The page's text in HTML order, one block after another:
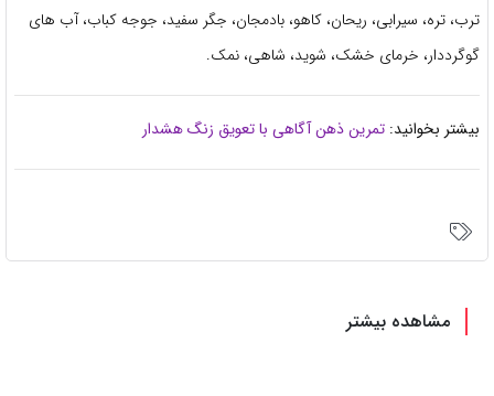
ترب، تره، سیرابی، ریحان، کاهو، بادمجان، جگر سفید، جوجه کباب، آب های
گوگرددار، خرمای خشک، شوید، شاهی، نمک.
بیشتر بخوانید: تمرین ذهن آگاهی با تعویق زنگ هشدار
مشاهده بیشتر